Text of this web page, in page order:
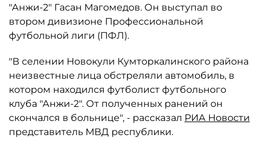
"Анжи-2" Гасан Магомедов. Он выступал во
втором дивизионе Профессиональной
футбольной лиги (ПФЛ).
"В селении Новокули Кумторкалинского района
неизвестные лица обстреляли автомобиль, в
котором находился футболист футбольного
клуба "Анжи-2". От полученных ранений он
скончался в больнице", - рассказал РИА Новости
представитель МВД республики.